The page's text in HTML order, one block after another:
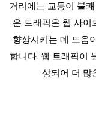
거리에는 교통이 불
은 트래픽은 웹 사이
향상시키는 데 도움
합니다. 웹 트래픽이
상되어 더 많